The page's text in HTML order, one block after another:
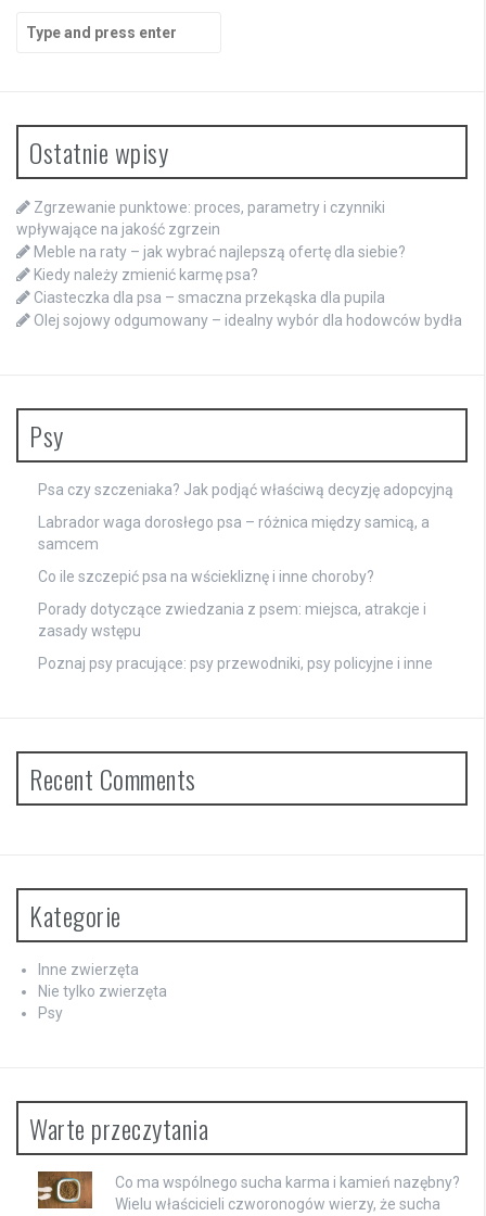
Search
for:
Ostatnie wpisy
Zgrzewanie punktowe: proces, parametry i czynniki
wpływające na jakość zgrzein
Meble na raty – jak wybrać najlepszą ofertę dla siebie?
Kiedy należy zmienić karmę psa?
Ciasteczka dla psa – smaczna przekąska dla pupila
Olej sojowy odgumowany – idealny wybór dla hodowców bydła
Psy
Psa czy szczeniaka? Jak podjąć właściwą decyzję adopcyjną
Labrador waga dorosłego psa – różnica między samicą, a
samcem
Co ile szczepić psa na wściekliznę i inne choroby?
Porady dotyczące zwiedzania z psem: miejsca, atrakcje i
zasady wstępu
Poznaj psy pracujące: psy przewodniki, psy policyjne i inne
Recent Comments
Kategorie
Inne zwierzęta
Nie tylko zwierzęta
Psy
Warte przeczytania
Co ma wspólnego sucha karma i kamień nazębny?
Wielu właścicieli czworonogów wierzy, że sucha